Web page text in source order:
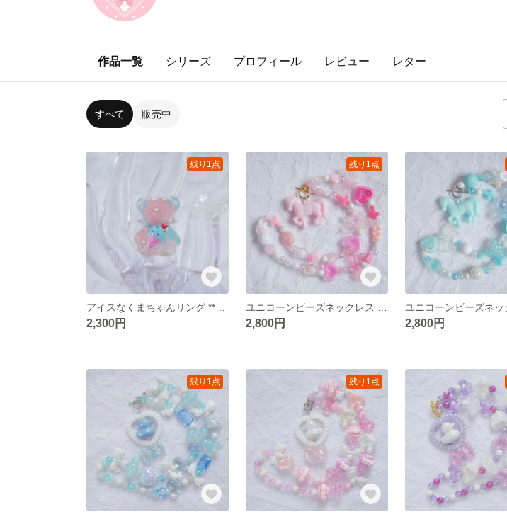
作品一覧 シリーズ プロフィール レビュー レター
すべて 販売中
残り1点
2,300円
残り1点
2,800円 2,800円
残り1点 残り1点